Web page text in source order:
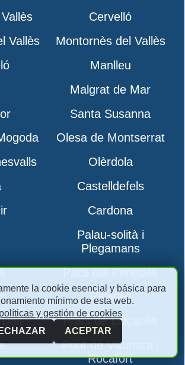
Cervelló
Vallès
Montornès del Vallès
Manlleu
Malgrat de Mar
Santa Susanna
Olesa de Montserrat
Olèrdola
Castelldefels
Cardona
Palau-solità i
Plegamans
Pacs del Penedès
Rajadell
Dalt
Prats de Lluçanès
Pont de Vilomara i
Rocafort
la cookie esencial y básica para
mínimo de esta web.
y gestión de cookies
ACEPTAR